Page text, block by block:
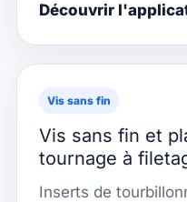
Découvrir
Vis sans fin
Vis sans fin et
tournage à
Inserts de